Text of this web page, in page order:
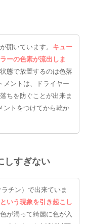
開いています。
キュー
ーの色素が流出しま
態で放置するのは色落
メントは、ドライヤー
ちを防ぐことが出来ま
ントをつけてから乾か
しすぎない
チン）で出来ていま
いう現象を引き起こし
が濁って綺麗に色が入